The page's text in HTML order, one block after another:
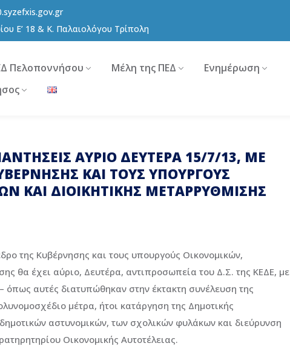
E’ 18 & Κ. Παλαιολόγου Τρίπολη
Πελοποννήσου Μέλη της ΠΕΔ
Ενημέρωση
ΑΥΡΙΟ ΔΕΥΤΕΡΑ 15/7/13, ΜΕ
ΚΑΙ ΤΟΥΣ ΥΠΟΥΡΓΟΥΣ
ΚΑΙ ΔΙΟΙΚΗΤΙΚΗΣ ΜΕΤΑΡΡΥΘΜΙΣΗΣ
της Κυβέρνησης και τους υπουργούς Οικονομικών,
θα έχει αύριο, Δευτέρα, αντιπροσωπεία του Δ.Σ. της ΚΕΔΕ, με
όπως αυτές διατυπώθηκαν στην έκτακτη συνέλευση της
μέτρα, ήτοι κατάργηση της Δημοτικής
αστυνομικών, των σχολικών φυλάκων και διεύρυνση
Οικονομικής Αυτοτέλειας.